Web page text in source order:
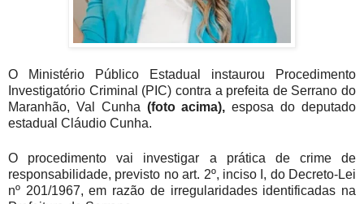
O Ministério Público Estadual instaurou Procedimento
Investigatório Criminal (PIC) contra a prefeita de Serrano do
Maranhão, Val Cunha (foto acima), esposa do deputado
estadual Cláudio Cunha.
O procedimento vai investigar a prática de crime de
responsabilidade, previsto no art. 2º, inciso I, do Decreto-Lei
nº 201/1967, em razão de irregularidades identificadas na